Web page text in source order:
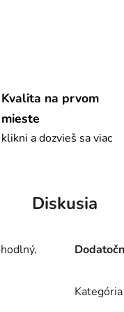
Kvalita na prvom
mieste
klikni a dozvieš sa viac
Diskusia
Kategória